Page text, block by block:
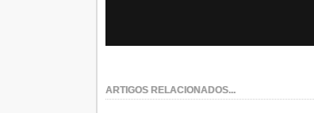
ARTIGOS RELACIONADOS...